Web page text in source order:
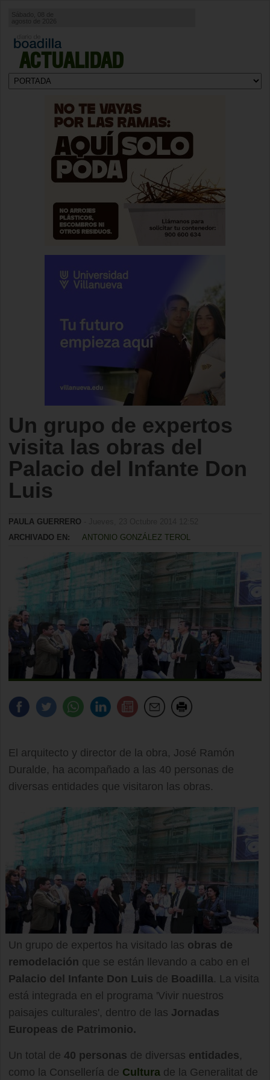
ACTUALIDAD
Sábado, 08 de
agosto de 2026
Un grupo de expertos
visita las obras del
Palacio del Infante Don
Luis
PAULA GUERRERO
ARCHIVADO EN:
ANTONIO GONZÁLEZ TEROL
El arquitecto y director de la obra, José Ramón
Duralde, ha acompañado a las 40 personas de
diversas entidades que visitaron las obras.
Un grupo de expertos ha visitado las obras de
remodelación que se están llevando a cabo en el
Palacio del Infante Don Luis de Boadilla. La visita
está integrada en el programa 'Vivir nuestros
paisajes culturales', dentro de las Jornadas
Europeas de Patrimonio.
Un total de 40 personas de diversas entidades,
como la Consellería de Cultura de la Generalitat de